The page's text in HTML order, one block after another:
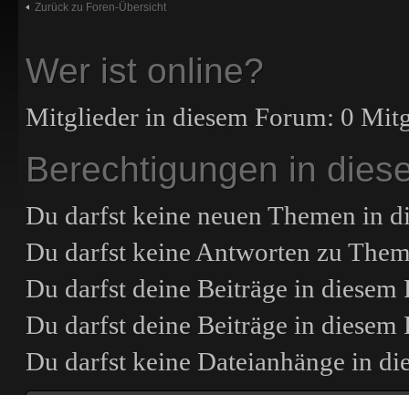
Zurück zu Foren-Übersicht
Wer ist online?
Mitglieder in diesem Forum: 0
Berechtigungen in
Du darfst keine neuen Themen in
Du darfst keine Antworten zu
Du darfst deine Beiträge in
Du darfst deine Beiträge in
Du darfst keine Dateianhänge in